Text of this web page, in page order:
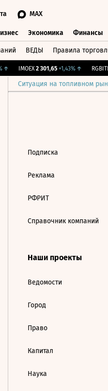
MAX
Экономика Финансы
ВЕДЫ Правила
IMOEX 2 301,65 +1,43%↑ RGBITR
Ситуация на топливном
Подписка
Реклама
РФРИТ
Справочник компаний
Наши проекты
Ведомости
Город
Право
Капитал
Наука